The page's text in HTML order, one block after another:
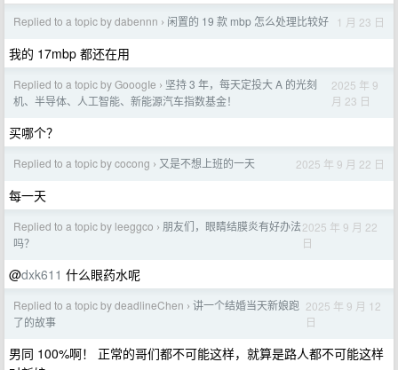
Replied to a topic by dabennn › 闲置的 19 款 mbp 怎么处理比较好 1 月 23 日
我的 17mbp 都还在用
Replied to a topic by GooogIe › 坚持 3 年，每天定投大 A 的光刻
机、半导体、人工智能、新能源汽车指数基金！
2025 年 9
月 23 日
买哪个？
Replied to a topic by cocong › 又是不想上班的一天 2025 年 9 月 22 日
每一天
Replied to a topic by leeggco › 朋友们，眼睛结膜炎有好办法
吗？
2025 年 9 月 22
日
@dxk611 什么眼药水呢
Replied to a topic by deadlineChen › 讲一个结婚当天新娘跑
了的故事
2025 年 9 月 12
日
男同 100%啊！ 正常的哥们都不可能这样，就算是路人都不可能这样